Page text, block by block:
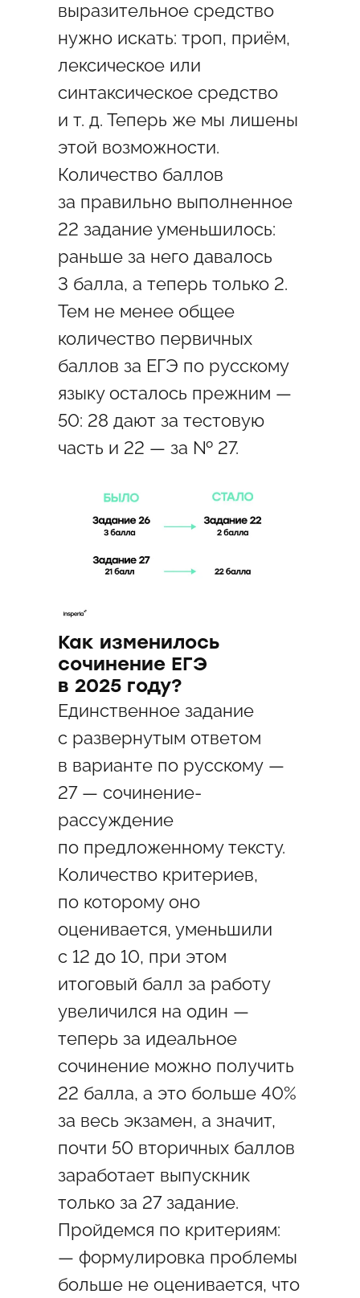
выразительное средство
нужно искать: троп, приём,
лексическое или
синтаксическое средство
и т. д. Теперь же мы лишены
этой возможности.
Количество баллов
за правильно выполненное
22 задание уменьшилось:
раньше за него давалось
3 балла, а теперь только 2.
Тем не менее общее
количество первичных
баллов за ЕГЭ по русскому
языку осталось прежним —
50: 28 дают за тестовую
часть и 22 — за № 27.
Как изменилось
сочинение ЕГЭ
в 2025 году?
Единственное задание
с развернутым ответом
в варианте по русскому —
27 — сочинение-
рассуждение
по предложенному тексту.
Количество критериев,
по которому оно
оценивается, уменьшили
с 12 до 10, при этом
итоговый балл за работу
увеличился на один —
теперь за идеальное
сочинение можно получить
22 балла, а это больше 40%
за весь экзамен, а значит,
почти 50 вторичных баллов
заработает выпускник
только за 27 задание.
Пройдемся по критериям:
— формулировка проблемы
больше не оценивается, что